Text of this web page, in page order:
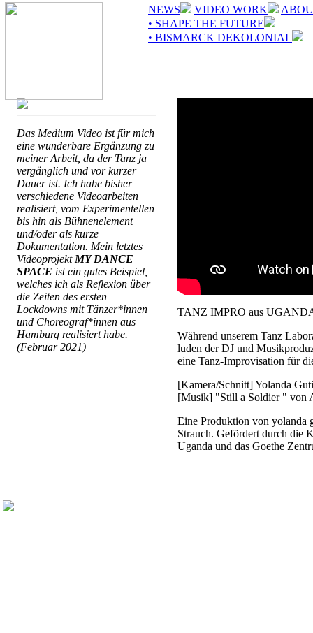
NEWS VIDEO WORK
• SHAPE THE FUTURE
• BISMARCK DEKOLONIAL
Das Medium Video ist für mich
eine wunderbare Ergänzung zu
meiner Arbeit, da der Tanz ja
vergänglich und vor kurzer
Dauer ist. Ich habe bisher
verschiedene Videoarbeiten
realisiert, vom Experimentellen
bis hin als Bühnenelement
und/oder als kurze
Dokumentation. Mein letztes
Videoprojekt MY DANCE
SPACE ist ein gutes Beispiel,
welches ich als Reflexion über
die Zeiten des ersten
Lockdowns mit Tänzer*innen
und Choreograf*innen aus
Hamburg realisiert habe.
(Februar 2021)
TANZ IMPRO aus
Während unserem Tanz
luden der DJ und
eine Tanz-Improvisation für
[Kamera/Schnitt] Yolanda
[Musik] "Still a Soldier " von
Eine Produktion von yolanda
Strauch. Gefördert durch die
Uganda und das Goethe